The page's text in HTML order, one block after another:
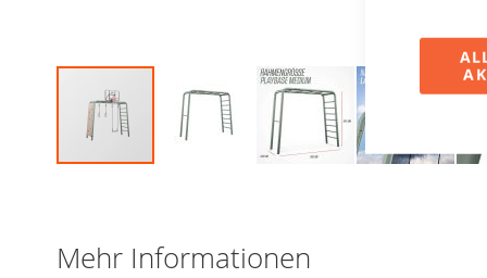
springen
Mehr Informationen